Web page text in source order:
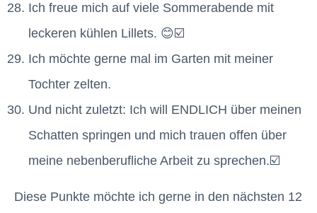
Ich freue mich auf viele Sommerabende mit
leckeren kühlen Lillets. 😊☑️
Ich möchte gerne mal im Garten mit meiner
Tochter zelten.
Und nicht zuletzt: Ich will ENDLICH über meinen
Schatten springen und mich trauen offen über
meine nebenberufliche Arbeit zu sprechen.☑️
Diese Punkte möchte ich gerne in den nächsten 12